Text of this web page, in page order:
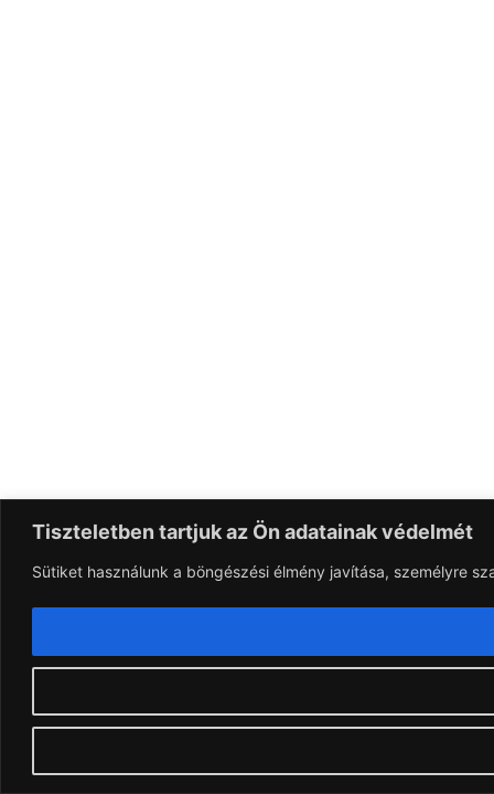
Tiszteletben tartjuk az Ön adatainak védelmét
Sütiket használunk a böngészési élmény javítása, személyre